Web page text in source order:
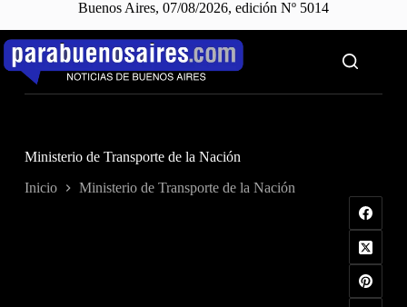
Buenos Aires, 07/08/2026, edición Nº 5014
Saltar
contenido
Ministerio de Transporte de la Nación
Inicio Ministerio de Transporte de la Nación